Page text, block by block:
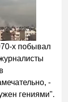
х побывал
-
гениями".